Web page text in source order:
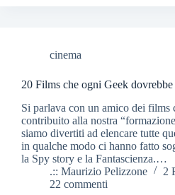
cinema
20 Films che ogni Geek dovrebbe
Si parlava con un amico dei films
contribuito alla nostra
siamo divertiti ad elencare tutte
in qualche modo ci hanno fatto
la Spy story e la Fantascienza.…
.:: Maurizio Pelizzone
2
22 commenti